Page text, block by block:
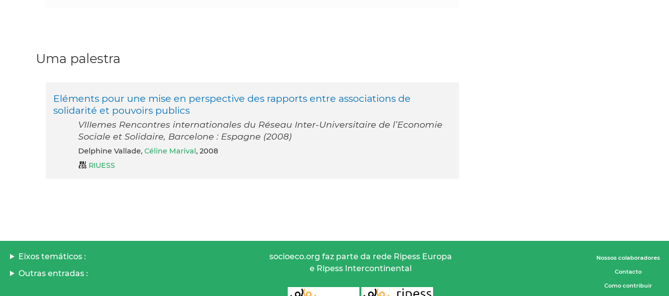
Uma palestra
Eléments pour une mise en perspective des rapports entre associations de
solidarité et pouvoirs publics
VIIIemes Rencontres internationales du Réseau Inter-Universitaire de l’Economie
Sociale et Solidaire, Barcelone : Espagne (2008)
Delphine Vallade, Céline Marival, 2008
RIUESS
Eixos temáticos :
Outras entradas :
socioeco.org faz parte da rede Ripess Europa
e Ripess Intercontinental
Nossos colaboradores
Contacto
Como contribuir